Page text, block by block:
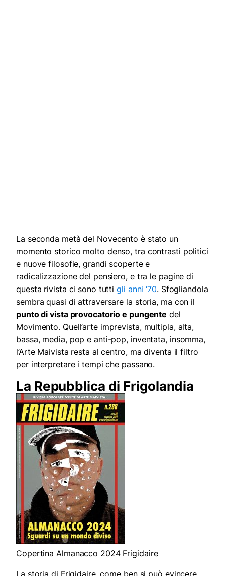
La seconda metà del Novecento è stato un
momento storico molto denso, tra contrasti politici
e nuove filosofie, grandi scoperte e
radicalizzazione del pensiero, e tra le pagine di
questa rivista ci sono tuttigli anni ‘70. Sfogliandola
sembra quasi di attraversare la storia, ma con il
punto di vista provocatorio e pungente del
Movimento. Quell’arte imprevista, multipla, alta,
bassa, media, pop e anti-pop, inventata, insomma,
l’Arte Maivista resta al centro, ma diventa il filtro
per interpretare i tempi che passano.
La Repubblica di Frigolandia
Copertina Almanacco 2024 Frigidaire